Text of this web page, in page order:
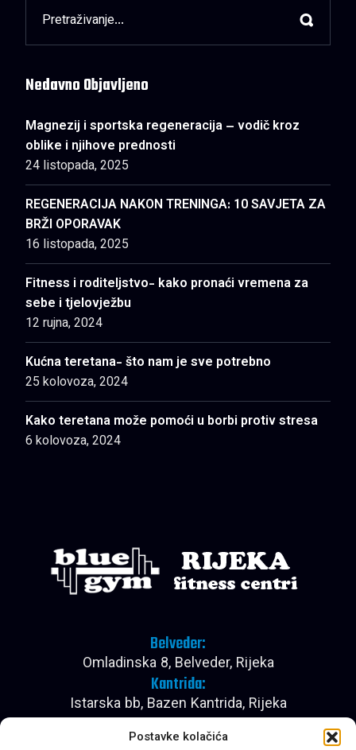
Postavke kolačića
Nedavno Objavljeno
Magnezij i sportska regeneracija – vodič kroz
oblike i njihove prednosti
24 listopada, 2025
REGENERACIJA NAKON TRENINGA: 10 SAVJETA ZA
BRŽI OPORAVAK
16 listopada, 2025
Fitness i roditeljstvo- kako pronaći vremena za
sebe i tjelovježbu
12 rujna, 2024
Kućna teretana- što nam je sve potrebno
25 kolovoza, 2024
Kako teretana može pomoći u borbi protiv stresa
6 kolovoza, 2024
Belveder:
Omladinska 8, Belveder, Rijeka
Kantrida:
Istarska bb, Bazen Kantrida, Rijeka
Pon - Pet:
08:00 - 22:30